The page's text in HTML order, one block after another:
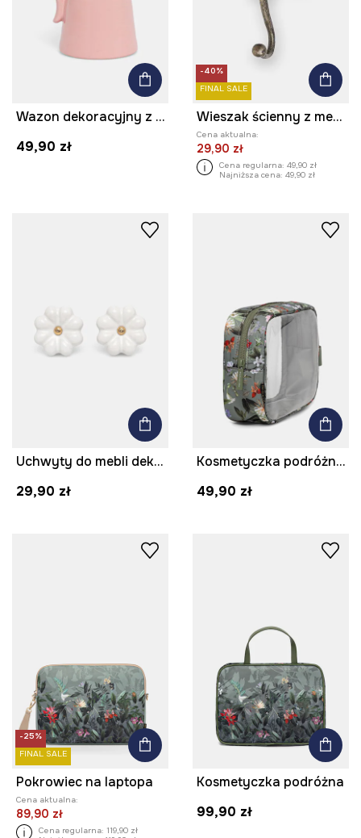
Wazon dekoracyjny z gliny
49,90 zł
-40%
FINAL SALE
Wieszak ścienny z metalu postarzanego
Cena aktualna:
29,90 zł
Cena regularna: 49,90 zł
Najniższa cena: 49,90 zł
Uchwyty do mebli dekoracyjne z porcelany
29,90 zł
Kosmetyczka podróżna transparentna
49,90 zł
-25%
FINAL SALE
Pokrowiec na laptopa
Cena aktualna:
89,90 zł
Cena regularna: 119,90 zł
Kosmetyczka podróżna
99,90 zł